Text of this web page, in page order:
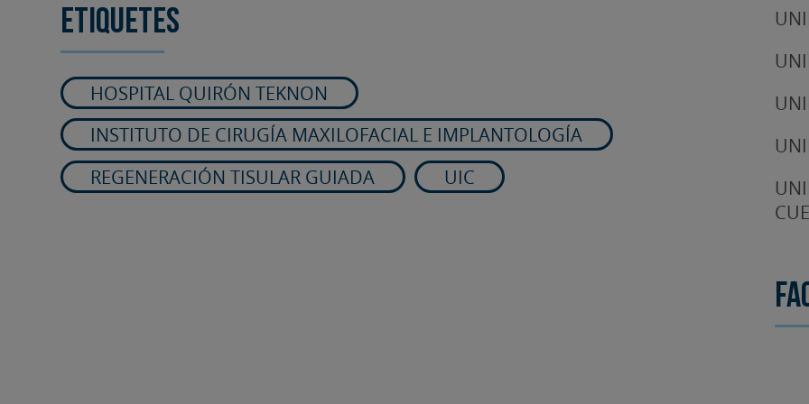
Etiquetes
HOSPITAL QUIRÓN TEKNON
INSTITUTO DE CIRUGÍA MAXILOFACIAL E IMPLANTOLOGÍA
REGENERACIÓN TISULAR GUIADA
UIC